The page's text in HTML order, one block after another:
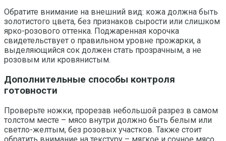
Обратите внимание на внешний вид: кожа должна быть
золотистого цвета, без признаков сырости или слишком
ярко-розового оттенка. Поджаренная корочка
свидетельствует о правильном уровне прожарки, а
выделяющийся сок должен стать прозрачным, а не
розовым или кровянистым.
Дополнительные способы контроля
готовности
Проверьте ножки, прорезав небольшой разрез в самом
толстом месте – мясо внутри должно быть белым или
светло-желтым, без розовых участков. Также стоит
обратить внимание на текстуру – мягкое и сочное мясо